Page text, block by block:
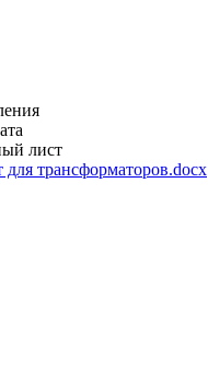
лист
трансформаторов.docx